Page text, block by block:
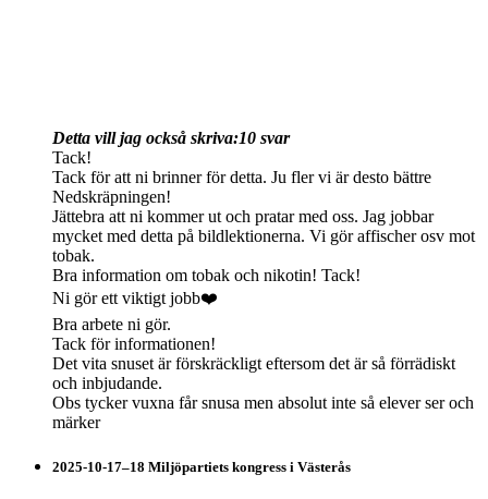
Detta vill jag också skriva:10 svar
Tack!
Tack för att ni brinner för detta. Ju fler vi är desto bättre
Nedskräpningen!
Jättebra att ni kommer ut och pratar med oss. Jag jobbar
mycket med detta på bildlektionerna. Vi gör affischer osv mot
tobak.
Bra information om tobak och nikotin! Tack!
Ni gör ett viktigt jobb❤️
Bra arbete ni gör.
Tack för informationen!
Det vita snuset är förskräckligt eftersom det är så förrädiskt
och inbjudande.
Obs tycker vuxna får snusa men absolut inte så elever ser och
märker
2025-10-17–18 Miljöpartiets kongress i Västerås